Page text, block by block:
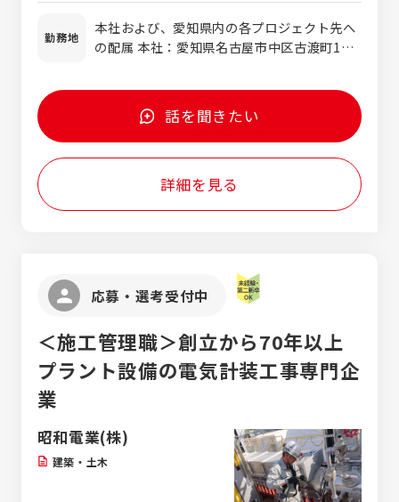
ステムを海外から調達し、 販売と導入支援
を行う仕事です。 海外のソフトウェアベン
語を使って行います。 ★英語での文章力と
会話力どちらも活かすことができます。 ●航
空機プロダクトサポート（英語使用） ・航空
関連の国内メーカー様が海外パートナーと行
う技術的な会議の通訳サポートや、 技術
資料の作成を行います。 ・整備士のニーズ
を聞取り、整備用ドキュメントを作成しま
識、専門技術を学べる環境があります。
イターは＞ ●英語ライティングが得意
●航空機が好き／興味がある ＜特にサポー
ションが得意 ●ITに抵抗を感じない ●
航空機が好き／興味がある ＜特に航空機プ
ロダクトサポート（英語使用）は＞ ●読み書
き会話それぞれに英語スキルを活用したい
●通訳に興味がある ●コミュニケーション
が得意 ●航空機が好き／興味がある
過分は別途支給し、残業時間により変動しま
す。 ※試用期間（3ヶ月間）の給与は時給1600
入社1年（未経験）
勤務地
本社および、愛知県内の各プロジェクト先へ
の配属 本社：愛知県名古屋市中区古渡町15-
話を聞きたい
詳細を見る
応募・選考受付中
＜施工管理職＞創立から70年以上
プラント設備の電気計装工事専門企
業
昭和電業(株)
建築・土木